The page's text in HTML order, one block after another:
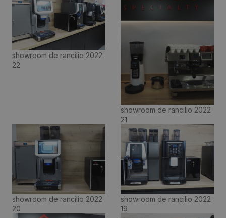
showroom de rancilio 2022
22
showroom de rancilio 2022
21
showroom de rancilio 2022
20
showroom de rancilio 2022
19